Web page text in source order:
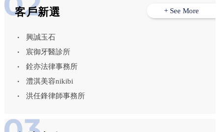
客戶新選
興誠玉石
宸御牙醫診所
銓亦法律事務所
澧淇美容nikibi
洪任鋒律師事務所
+ See More